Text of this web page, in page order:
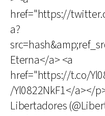
href="https://
a?
Eterna</a> <a
href="https://t.co/
/Yl0822NkF1</a></
Libertadores